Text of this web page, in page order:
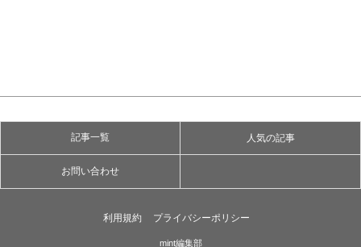
記事一覧 人気の記事
お問い合わせ
利用規約 プライバシーポリシー
mint編集部